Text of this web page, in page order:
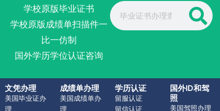
学校原版毕业证书
学校原版成绩单扫描件一
比一仿制
国外学历学位认证咨询
Search
文凭办理
美国毕业证办
理
成绩单办理
美国成绩单办
理
学历认证
留服认证
留信认证
国外ID和驾
照
美国驾照办理